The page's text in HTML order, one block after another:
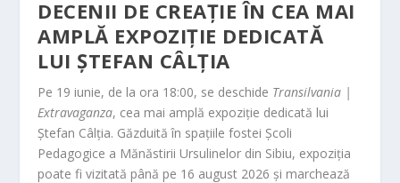
DECENII DE CREAȚIE ÎN CEA MAI
AMPLĂ EXPOZIȚIE DEDICATĂ
LUI ȘTEFAN CÂLȚIA
Pe 19 iunie, de la ora 18:00, se deschide Transilvania |
Extravaganza, cea mai amplă expoziție dedicată lui
Ștefan Câlția. Găzduită în spațiile fostei Școli
Pedagogice a Mănăstirii Ursulinelor din Sibiu, expoziția
poate fi vizitată până pe 16 august 2026 și marchează